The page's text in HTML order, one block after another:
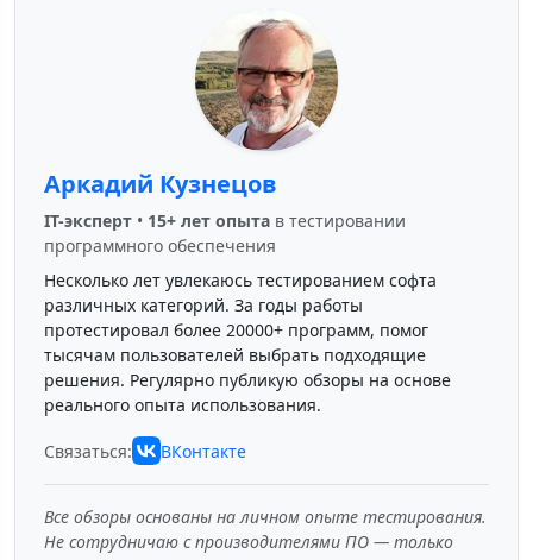
Аркадий Кузнецов
IT-эксперт • 15+ лет опыта в тестировании
программного обеспечения
Несколько лет увлекаюсь тестированием софта
различных категорий. За годы работы
протестировал более 20000+ программ, помог
тысячам пользователей выбрать подходящие
решения. Регулярно публикую обзоры на основе
реального опыта использования.
Связаться: ВКонтакте
Все обзоры основаны на личном опыте тестирования.
Не сотрудничаю с производителями ПО — только